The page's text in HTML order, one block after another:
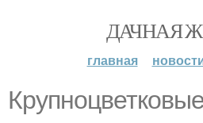
ДАЧНАЯ
главная